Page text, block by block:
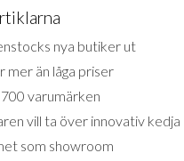
nya butiker ut
mer än låga priser
varumärken
vill ta över innovativ kedja
som showroom